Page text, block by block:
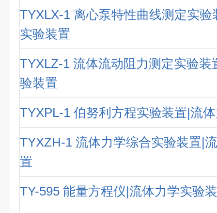
TYXLX-1 离心泵特性曲线测定实验
实验装置
TYXLZ-1 流体流动阻力测定实验装
验装置
TYXPL-1 伯努利方程实验装置|流
TYXZH-1 流体力学综合实验装置|
置
TY-595 能量方程仪|流体力学实验